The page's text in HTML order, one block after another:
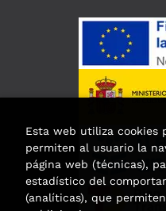
Esta web utiliza cookies
permiten al usuario la
página web (técnicas),
estadístico del
(analíticas), que